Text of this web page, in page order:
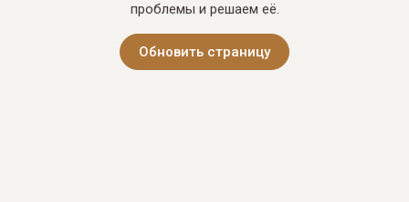
проблемы и решаем её.
Обновить страницу